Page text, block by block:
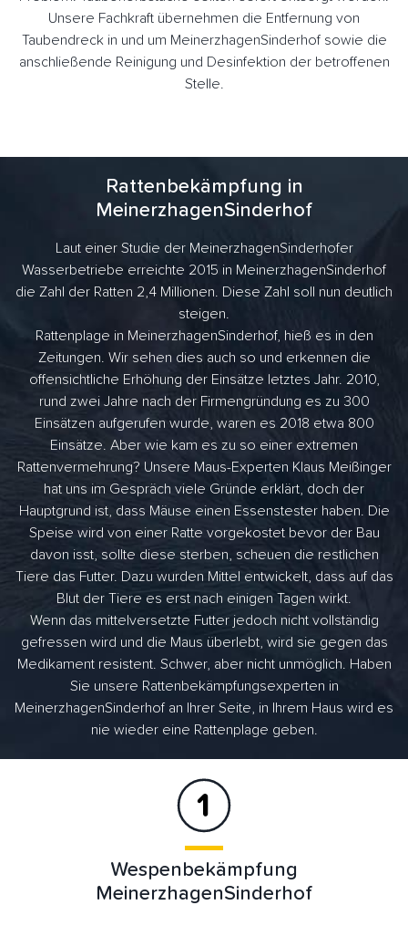
Unsere Fachkraft übernehmen die Entfernung von
Taubendreck in und um MeinerzhagenSinderhof sowie die
anschließende Reinigung und Desinfektion der betroffenen
Stelle.
Rattenbekämpfung in
MeinerzhagenSinderhof
Laut einer Studie der MeinerzhagenSinderhofer
Wasserbetriebe erreichte 2015 in MeinerzhagenSinderhof
die Zahl der Ratten 2,4 Millionen. Diese Zahl soll nun deutlich
steigen.
Rattenplage in MeinerzhagenSinderhof, hieß es in den
Zeitungen. Wir sehen dies auch so und erkennen die
offensichtliche Erhöhung der Einsätze letztes Jahr. 2010,
rund zwei Jahre nach der Firmengründung es zu 300
Einsätzen aufgerufen wurde, waren es 2018 etwa 800
Einsätze. Aber wie kam es zu so einer extremen
Rattenvermehrung? Unsere Maus-Experten Klaus Meißinger
hat uns im Gespräch viele Gründe erklärt, doch der
Hauptgrund ist, dass Mäuse einen Essenstester haben. Die
Speise wird von einer Ratte vorgekostet bevor der Bau
davon isst, sollte diese sterben, scheuen die restlichen
Tiere das Futter. Dazu wurden Mittel entwickelt, dass auf das
Blut der Tiere es erst nach einigen Tagen wirkt.
Wenn das mittelversetzte Futter jedoch nicht vollständig
gefressen wird und die Maus überlebt, wird sie gegen das
Medikament resistent. Schwer, aber nicht unmöglich. Haben
Sie unsere Rattenbekämpfungsexperten in
MeinerzhagenSinderhof an Ihrer Seite, in Ihrem Haus wird es
nie wieder eine Rattenplage geben.
Wespenbekämpfung
MeinerzhagenSinderhof